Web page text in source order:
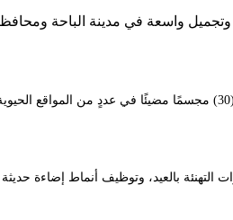
وتجميل واسعة في مدينة الباحة